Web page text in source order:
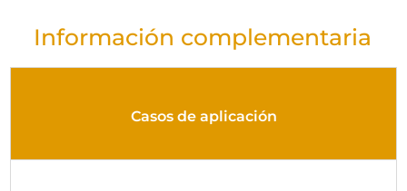
Información complementaria
Casos de aplicación